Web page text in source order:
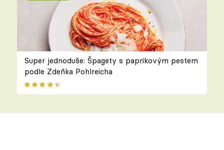
Super jednoduše: Špagety s paprikovým pestem
podle Zdeňka Pohlreicha